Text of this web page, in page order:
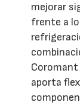
mejorar
frente a
Coromant
aporta